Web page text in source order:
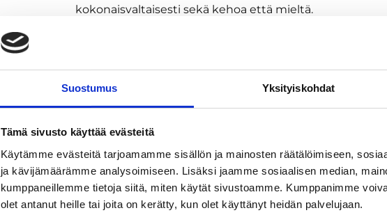
Suostumus Yksityiskohdat
Tämä sivusto käyttää evästeitä
Käytämme evästeitä tarjoamamme sisällön ja mainosten räätälöimiseen,
ja kävijämäärämme analysoimiseen. Lisäksi jaamme sosiaalisen median,
kumppaneillemme tietoja siitä, miten käytät sivustoamme. Kumppanimme
olet antanut heille tai joita on kerätty, kun olet käyttänyt heidän palvelujaan.
kokonaisvaltaisesti sekä kehoa että mieltä.
Sinun ei tarvitse tehdä mitään. Saat vain olla ja levätä.
Voit varata paikan avoimelle tunnille tai ottaa yhteyttä ja
omia välineitä. Kaikki tarvittava löytyy valmiina
Rentoutumisen ullakon rauhalliset ja lempeän
Tampereen keskustan tuntumassa. Kirjaimellisesti
talon ullakolla.